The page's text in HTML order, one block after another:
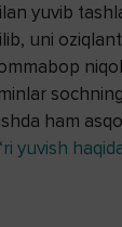
yuvib
uni
ham
yuvish